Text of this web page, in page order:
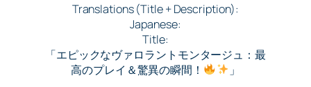
Translations (Title + Description):
Japanese:
Title:
「エピックなヴァロラントモンタージュ：最
高のプレイ＆驚異の瞬間！
」